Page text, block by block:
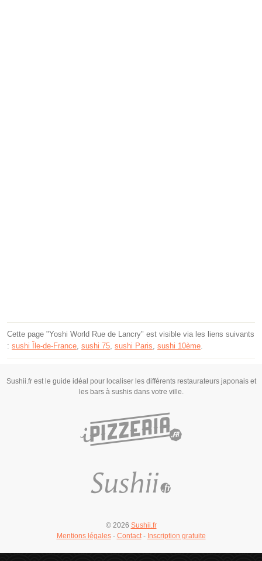
Cette page "Yoshi World Rue de Lancry" est visible via les liens suivants
: sushi Île-de-France, sushi 75, sushi Paris, sushi 10ème.
Sushii.fr est le guide idéal pour localiser les différents restaurateurs japonais et
les bars à sushis dans votre ville.
© 2026 Sushii.fr
Mentions légales- Contact- Inscription gratuite